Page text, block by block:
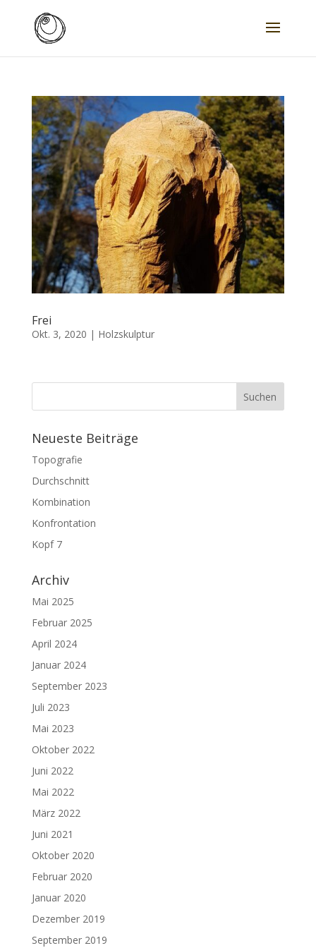
Frei
Okt. 3, 2020 | Holzskulptur
Neueste Beiträge
Topografie
Durchschnitt
Kombination
Konfrontation
Kopf 7
Archiv
Mai 2025
Februar 2025
April 2024
Januar 2024
September 2023
Juli 2023
Mai 2023
Oktober 2022
Juni 2022
Mai 2022
März 2022
Juni 2021
Oktober 2020
Februar 2020
Januar 2020
Dezember 2019
September 2019